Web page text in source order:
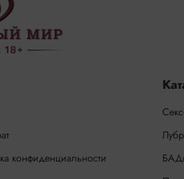
конфиденциальности